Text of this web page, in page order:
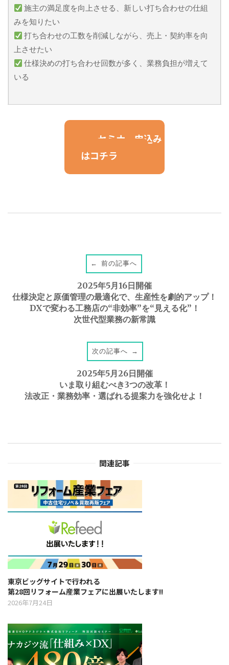
施主の満足度を向上させる、新しい打ち合わせの仕組
みを知りたい
打ち合わせの工数を削減しながら、売上・契約率を向
上させたい
仕様決めの打ち合わせ回数が多く、業務負担が増えて
いる
セミナー申込み
はコチラ
o
g
a
i
o
n
← 前の記事へ
2025年5月16日開催
仕様決定と原価管理の最適化で、生産性を劇的アップ！
DXで変わる工務店の“非効率”を“見える化”！
次世代型業務の新常識
次の記事へ →
2025年5月26日開催
いま取り組むべき3つの改革！
法改正・業務効率・選ばれる提案力を強化せよ！
関連記事
東京ビッグサイトで行われる
第28回リフォーム産業フェアに出展いたします!!
2026年7月24日